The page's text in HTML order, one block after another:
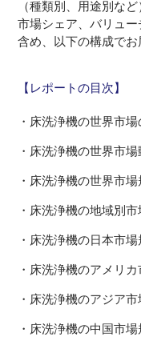
（種類別、用途別な
市場シェア、バリュ
含め、以下の構成でお
【レポートの目次】
・床洗浄機の世界市
・床洗浄機の世界市場
・床洗浄機の世界市場
・床洗浄機の地域別
・床洗浄機の日本市場
・床洗浄機のアメリ
・床洗浄機のアジア
・床洗浄機の中国市場